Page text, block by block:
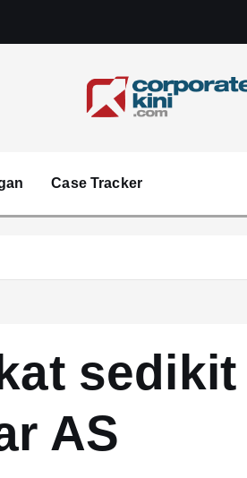
Case Tracker
sedikit
AS